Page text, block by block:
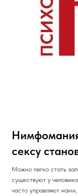
сексу
Можно легко стать
существуют у
часто управляют